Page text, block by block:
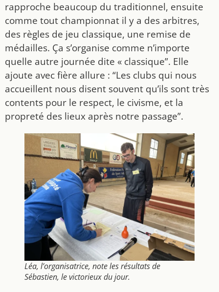
rapproche beaucoup du traditionnel, ensuite
comme tout championnat il y a des arbitres,
des règles de jeu classique, une remise de
médailles. Ça s’organise comme n’importe
quelle autre journée dite « classique”. Elle
ajoute avec fière allure : “Les clubs qui nous
accueillent nous disent souvent qu’ils sont très
contents pour le respect, le civisme, et la
propreté des lieux après notre passage”.
Léa, l’organisatrice, note les résultats de
Sébastien, le victorieux du jour.